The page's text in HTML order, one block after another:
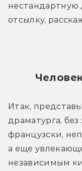
нестандартную
отсылку,
Итак,
драматурга,
французски,
а еще
независимым